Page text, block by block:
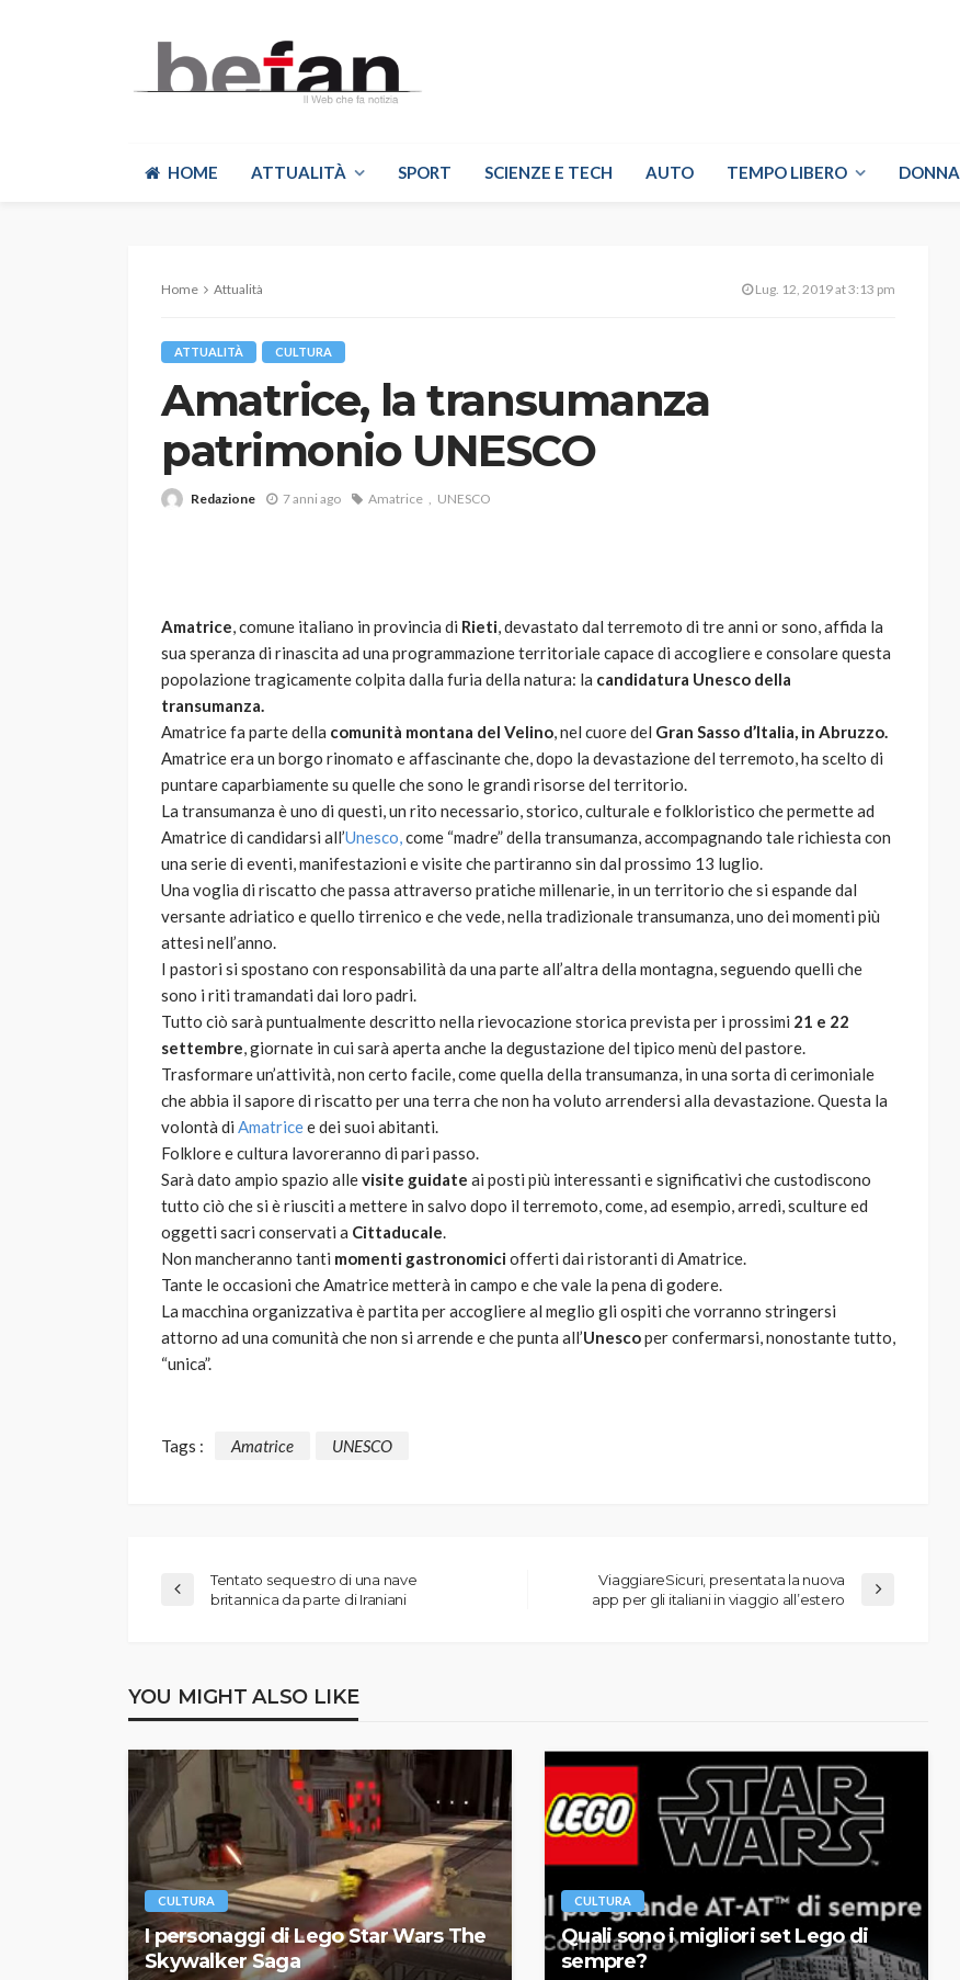
HOME ATTUALITÀ SPORT SCIENZE E TECH AUTO TEMPO LIBERO DONNA
Home Attualità Lug. 12, 2019 at 3:13 pm
ATTUALITÀ CULTURA
Amatrice, la transumanza
patrimonio UNESCO
Redazione 7 anni ago Amatrice UNESCO
Amatrice, comune italiano in provincia di Rieti, devastato dal terremoto di tre anni or sono, affida la
sua speranza di rinascita ad una programmazione territoriale capace di accogliere e consolare questa
popolazione tragicamente colpita dalla furia della natura: la candidatura Unesco della
transumanza.
Amatrice fa parte della comunità montana del Velino, nel cuore del Gran Sasso d’Italia, in Abruzzo.
Amatrice era un borgo rinomato e affascinante che, dopo la devastazione del terremoto, ha scelto di
puntare caparbiamente su quelle che sono le grandi risorse del territorio.
La transumanza è uno di questi, un rito necessario, storico, culturale e folkloristico che permette ad
Amatrice di candidarsi all’Unesco,come “madre” della transumanza, accompagnando tale richiesta con
una serie di eventi, manifestazioni e visite che partiranno sin dal prossimo 13 luglio.
Una voglia di riscatto che passa attraverso pratiche millenarie, in un territorio che si espande dal
versante adriatico e quello tirrenico e che vede, nella tradizionale transumanza, uno dei momenti più
attesi nell’anno.
I pastori si spostano con responsabilità da una parte all’altra della montagna, seguendo quelli che
sono i riti tramandati dai loro padri.
Tutto ciò sarà puntualmente descritto nella rievocazione storica prevista per i prossimi 21 e 22
settembre, giornate in cui sarà aperta anche la degustazione del tipico menù del pastore.
Trasformare un’attività, non certo facile, come quella della transumanza, in una sorta di cerimoniale
che abbia il sapore di riscatto per una terra che non ha voluto arrendersi alla devastazione. Questa la
volontà di Amatricee dei suoi abitanti.
Folklore e cultura lavoreranno di pari passo.
Sarà dato ampio spazio allevisite guidate ai posti più interessanti e significativi che custodiscono
tutto ciò che si è riusciti a mettere in salvo dopo il terremoto, come, ad esempio, arredi, sculture ed
oggetti sacri conservati a Cittaducale.
Non mancheranno tanti momenti gastronomiciofferti dai ristoranti di Amatrice.
Tante le occasioni che Amatrice metterà in campo e che vale la pena di godere.
La macchina organizzativa è partita per accogliere al meglio gli ospiti che vorranno stringersi
attorno ad una comunità che non si arrende e che punta all’Unescoper confermarsi, nonostante tutto,
“unica”.
Tags : Amatrice UNESCO
Tentato sequestro di una nave
britannica da parte di Iraniani
ViaggiareSicuri, presentata la nuova
app per gli italiani in viaggio all’estero
YOU MIGHT ALSO LIKE
CULTURA
I personaggi di Lego Star Wars The
Skywalker Saga
CULTURA
Quali sono i migliori set Lego di
sempre?
Robot tagliaerba: quale
scegliere per il tuo prato
god 1 anno ago 785
AUTO SPORT
MG alle Final 8 di Coppa
Davis: tennis mondiale e
passione per
l’automobilismo
abbracciano la stessa causa
god 9 mesi ago